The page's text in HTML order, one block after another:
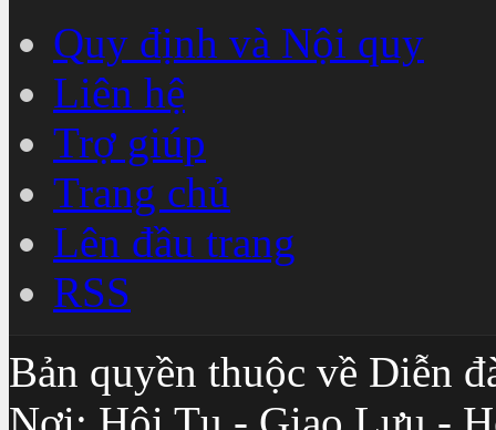
Quy định và Nội quy
Liên hệ
Trợ giúp
Trang chủ
Lên đầu trang
RSS
Bản quyền thuộc về Diễn